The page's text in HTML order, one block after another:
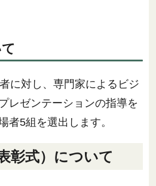
に対し、専門家によるビジ
レゼンテーションの指導を
者5組を選出します。
彰式）について